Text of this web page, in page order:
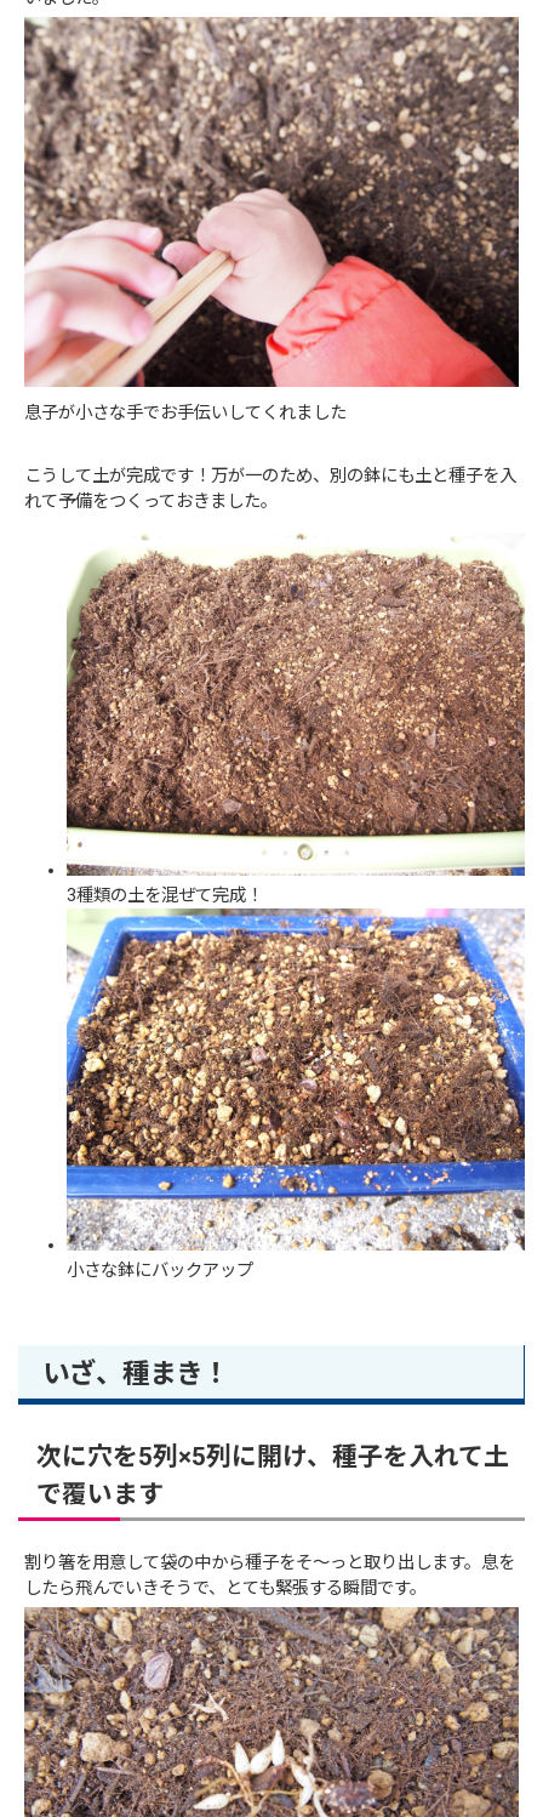
息子が小さな手でお手伝いしてくれました
こうして土が完成です！万が一のため、別の鉢にも土と種子を入
れて予備をつくっておきました。
3種類の土を混ぜて完成！
小さな鉢にバックアップ
いざ、種まき！
次に穴を5列×5列に開け、種子を入れて土
で覆います
割り箸を用意して袋の中から種子をそ～っと取り出します。息を
したら飛んでいきそうで、とても緊張する瞬間です。